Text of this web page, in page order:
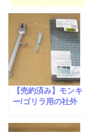
【売約済み】モンキ
ー/ゴリラ用の社外
た。